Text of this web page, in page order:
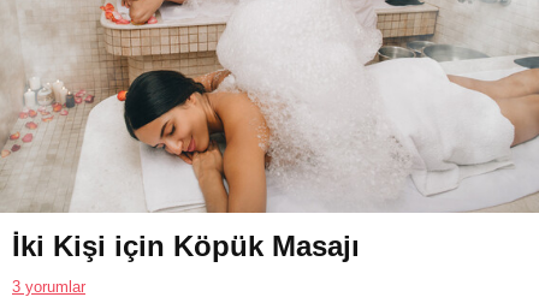
İki Kişi için Köpük Masajı
3 yorumlar